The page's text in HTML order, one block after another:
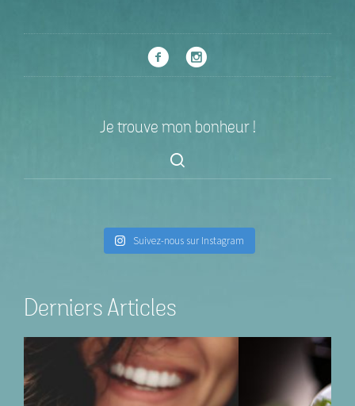
Je trouve mon bonheur !
Suivez-nous sur Instagram
Derniers Articles